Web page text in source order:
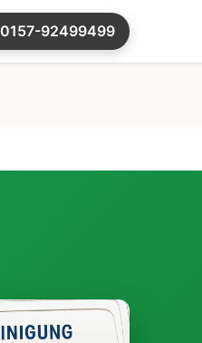
0157-92499499